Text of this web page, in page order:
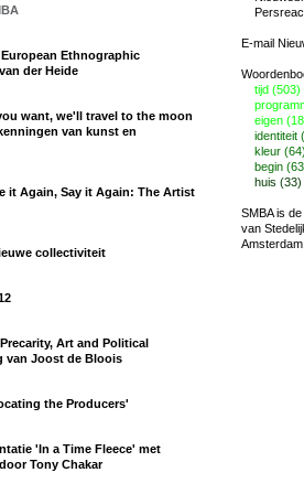
Ethnographic
der Heide
want, we'll travel to the moon
van kunst en
it Again, Say it Again: The Artist
collectiviteit
Art and Political
van Joost de Bloois
the Producers'
'In a Time Fleece' met
Tony Chakar
E-mail
tijd (503)
eigen
identiteit
kleur (64)
begin
huis (33)
SMBA is
van
Amsterdam